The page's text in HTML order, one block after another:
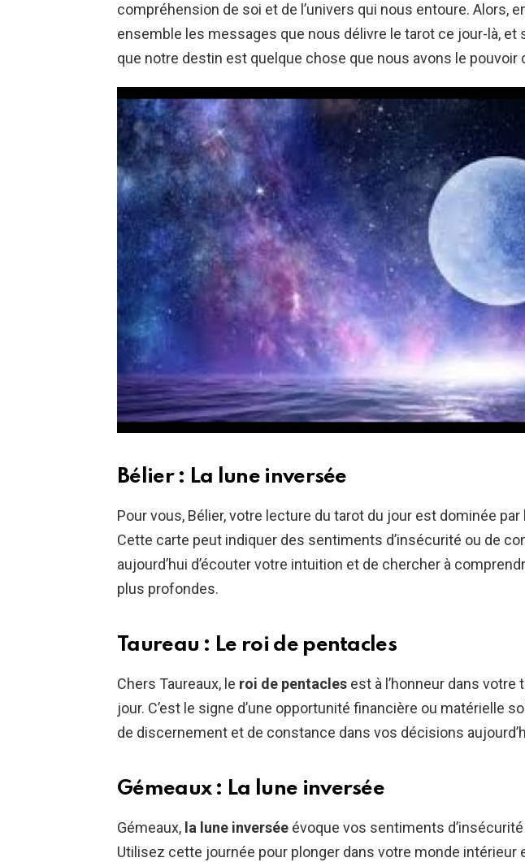
compréhension de soi et de l’univers qui nous entoure. Alors,
ensemble les messages que nous délivre le tarot ce jour-là, et
que notre destin est quelque chose que nous avons le pouvoir
Bélier : La lune inversée
Pour vous, Bélier, votre lecture du tarot du jour est dominée par
Cette carte peut indiquer des sentiments d’insécurité ou de
aujourd’hui d’écouter votre intuition et de chercher à
plus profondes.
Taureau : Le roi de pentacles
Chers Taureaux, le roi de pentacles est à l’honneur dans votre
jour. C’est le signe d’une opportunité financière ou matérielle
de discernement et de constance dans vos décisions
Gémeaux : La lune inversée
Gémeaux, la lune inversée évoque vos sentiments
Utilisez cette journée pour plonger dans votre monde intérieur